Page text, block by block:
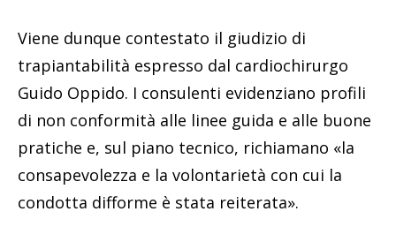
Viene dunque contestato il giudizio di
trapiantabilità espresso dal cardiochirurgo
Guido Oppido. I consulenti evidenziano profili
di non conformità alle linee guida e alle buone
pratiche e, sul piano tecnico, richiamano «la
consapevolezza e la volontarietà con cui la
condotta difforme è stata reiterata».